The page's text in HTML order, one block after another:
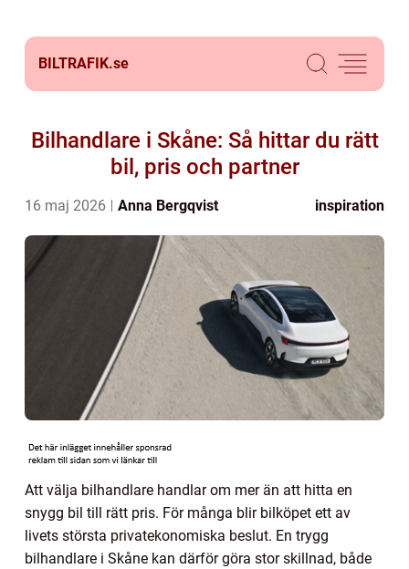
BILTRAFIK.se
Bilhandlare i Skåne: Så hittar du rätt
bil, pris och partner
16 maj 2026 Anna Bergqvist inspiration
Att välja bilhandlare handlar om mer än att hitta en
snygg bil till rätt pris. För många blir bilköpet ett av
livets största privatekonomiska beslut. En trygg
bilhandlare i Skåne kan därför göra stor skillnad, både